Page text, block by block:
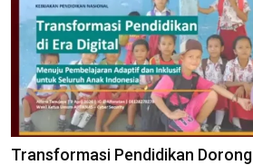
Transformasi Pendidikan